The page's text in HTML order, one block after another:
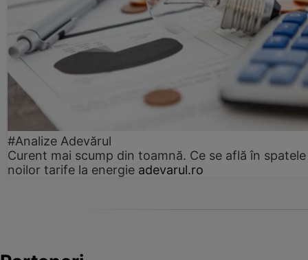
#Analize Adevărul
Curent mai scump din toamnă. Ce se află în spatele
noilor tarife la energie adevarul.ro